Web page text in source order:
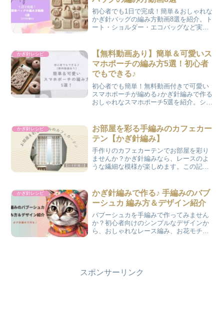
初心者でも1日で完成！簡単＆おしゃれな
かぎ針バッグの編み方動画8選を紹介。ト
ート・ショルダー・エコバッグなど実用
かぎ針レシピ
【無料動画あり】簡単＆可愛いス
マホポーチの編み方5選！初心者
でもできる♪
初心者でも簡単！無料動画付きで可愛い
スマホポーチが編める♪かぎ針編みで作る
おしゃれなスマホポーチ5選を紹介。シン
かぎ針レシピ
お部屋を彩る手編みのカフェカー
テン【かぎ針編み】
手作りのカフェカーテンでお部屋を彩り
ませんか？かぎ針編みなら、レースのよ
うな繊細な模様が楽しめます。この記事
を紹介しています。
かぎ針レシピ
かぎ針編みで作る♪ 手編みのバブ
ーシュカ 編み方＆デザイン紹介
バブーシュカを手編みで作ってみません
か？初心者向けのシンプルなデザインか
ら、おしゃれなレース編み、お花モチー
スポンサーリンク